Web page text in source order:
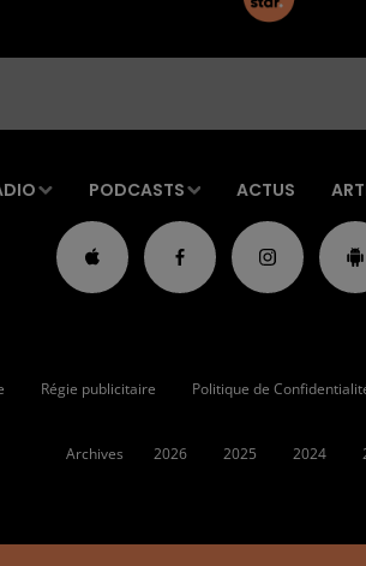
PODCASTS ACTUS
Régie publicitaire Politique de
Archives 2026 2025 2024